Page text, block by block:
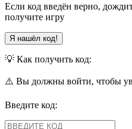
Если код введён верно,
получите игру
Я нашёл код!
💡 Как получить код:
⚠️ Вы должны войти, чтобы
Введите код: